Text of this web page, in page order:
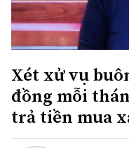
Xét xử vụ
đồng mỗi
trả tiền mua